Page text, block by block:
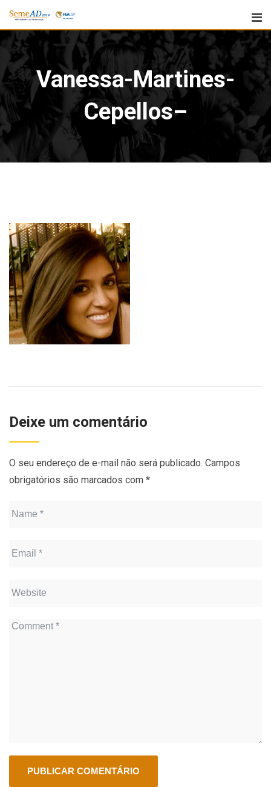
Vanessa-Martines-
Cepellos–
Deixe um comentário
O seu endereço de e-mail não será publicado. Campos
obrigatórios são marcados com *